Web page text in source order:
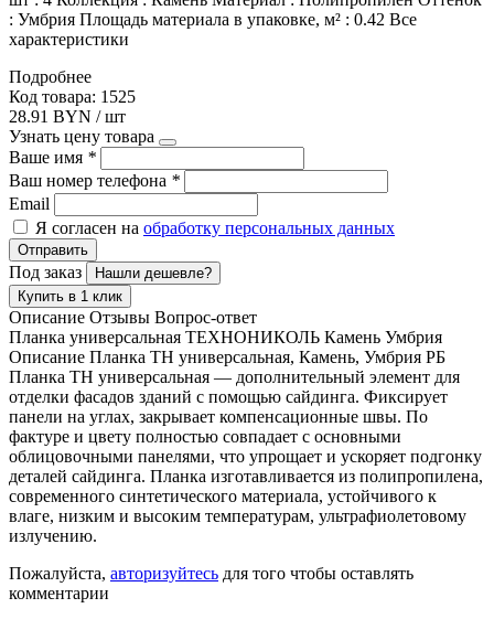
: Умбрия Площадь материала в упаковке, м² : 0.42 Все
характеристики
Подробнее
Код товара: 1525
28.91 BYN / шт
Узнать цену товара
Ваше имя *
Ваш номер телефона *
Email
Я согласен на обработку персональных данных
Отправить
Под заказ
Нашли дешевле?
Купить в 1 клик
Описание Отзывы Вопрос-ответ
Планка универсальная ТЕХНОНИКОЛЬ Камень Умбрия
Описание Планка ТН универсальная, Камень, Умбрия РБ
Планка ТН универсальная — дополнительный элемент для
отделки фасадов зданий с помощью сайдинга. Фиксирует
панели на углах, закрывает компенсационные швы. По
фактуре и цвету полностью совпадает с основными
облицовочными панелями, что упрощает и ускоряет подгонку
деталей сайдинга. Планка изготавливается из полипропилена,
современного синтетического материала, устойчивого к
влаге, низким и высоким температурам, ультрафиолетовому
излучению.
Пожалуйста, авторизуйтесь для того чтобы оставлять
комментарии